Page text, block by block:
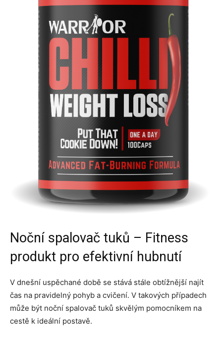
Noční spalovač tuků – Fitness
produkt pro efektivní hubnutí
V dnešní uspěchané době se stává stále obtížnější najít
čas na pravidelný pohyb a cvičení. V takových případech
může být noční spalovač tuků skvělým pomocníkem na
cestě k ideální postavě.